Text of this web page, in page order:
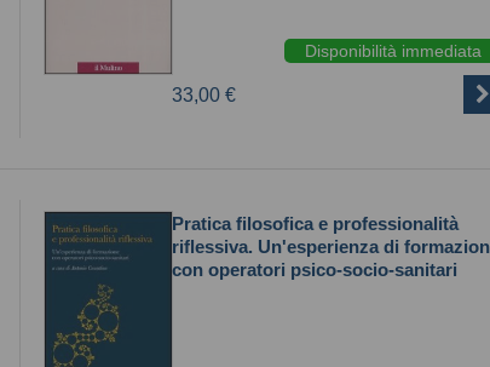
Disponibilità immediata
33,00 €
Pratica filosofica e professionalità
riflessiva. Un'esperienza di
con operatori psico-socio-sanitari